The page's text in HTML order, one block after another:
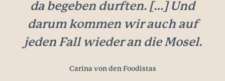
da begeben durften. […] Und
darum kommen wir auch auf
jeden Fall wieder an die Mosel.
Carina von den Foodistas